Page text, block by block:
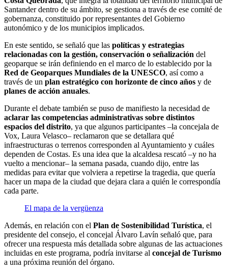
Santander dentro de su ámbito, se gestiona a través de ese comité de
gobernanza, constituido por representantes del Gobierno
autonómico y de los municipios implicados.
En este sentido, se señaló que las políticas y estrategias
relacionadas con la gestión, conservación o señalización del
geoparque se irán definiendo en el marco de lo establecido por la
Red de Geoparques Mundiales de la UNESCO, así como a
través de un plan estratégico con horizonte de cinco años y de
planes de acción anuales.
Durante el debate también se puso de manifiesto la necesidad de
aclarar las competencias administrativas sobre distintos
espacios del distrito, ya que algunos participantes –la concejala de
Vox, Laura Velasco– reclamaron que se detallara qué
infraestructuras o terrenos corresponden al Ayuntamiento y cuáles
dependen de Costas. Es una idea que la alcaldesa rescató –y no ha
vuelto a mencionar– la semana pasada, cuando dijo, entre las
medidas para evitar que volviera a repetirse la tragedia, que quería
hacer un mapa de la ciudad que dejara clara a quién le correspondía
cada parte.
El mapa de la vergüenza
Además, en relación con el Plan de Sostenibilidad Turística, el
presidente del consejo, el concejal Álvaro Lavín señaló que, para
ofrecer una respuesta más detallada sobre algunas de las actuaciones
incluidas en este programa, podría invitarse al concejal de Turismo
a una próxima reunión del órgano.